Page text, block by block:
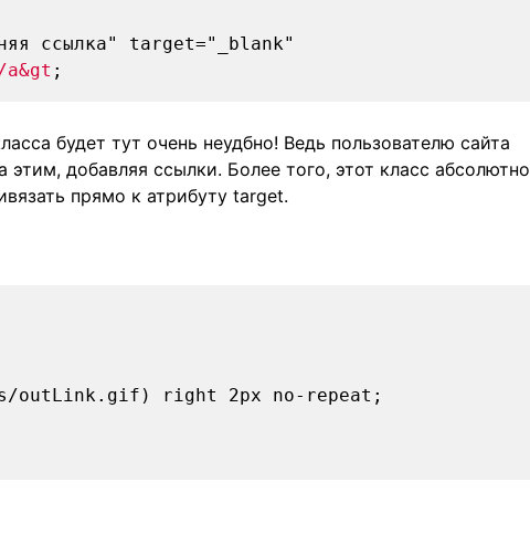
ссылка" target="_blank"
a&gt ;
будет тут очень неудбно! Ведь пользователю сайта
этим, добавляя ссылки. Более того, этот класс абсолютно
прямо к атрибуту target.
outLink.gif) right 2px no-repeat;